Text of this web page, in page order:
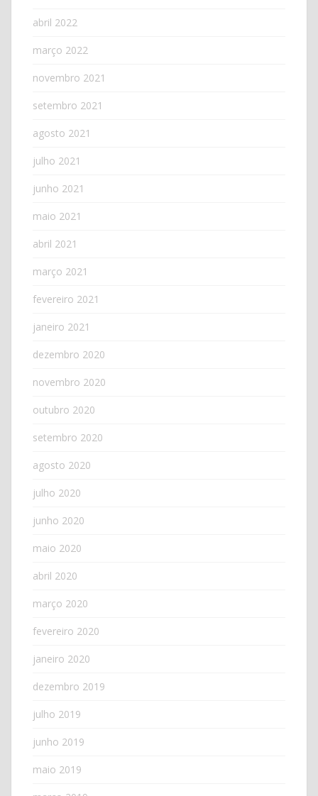
abril 2022
março 2022
novembro 2021
setembro 2021
agosto 2021
julho 2021
junho 2021
maio 2021
abril 2021
março 2021
fevereiro 2021
janeiro 2021
dezembro 2020
novembro 2020
outubro 2020
setembro 2020
agosto 2020
julho 2020
junho 2020
maio 2020
abril 2020
março 2020
fevereiro 2020
janeiro 2020
dezembro 2019
julho 2019
junho 2019
maio 2019